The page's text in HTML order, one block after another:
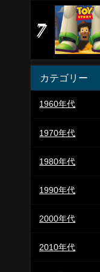
カテゴリー
1960年代
1970年代
1980年代
1990年代
2000年代
2010年代